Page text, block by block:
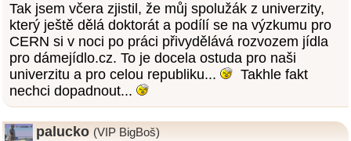
Tak jsem včera zjistil, že můj spolužák z univerzity,
který ještě dělá doktorát a podílí se na výzkumu pro
CERN si v noci po práci přivydělává rozvozem jídla
pro dámejídlo.cz. To je docela ostuda pro naši
univerzitu a pro celou republiku...
Takhle fakt
nechci dopadnout...
palucko (VIP BigBoš)